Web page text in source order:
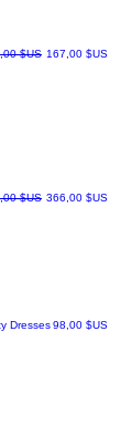
original
$US Prix promotionnel
167,00 $US
original
$US Prix promotionnel
366,00 $US
DressesPrix
98,00 $US